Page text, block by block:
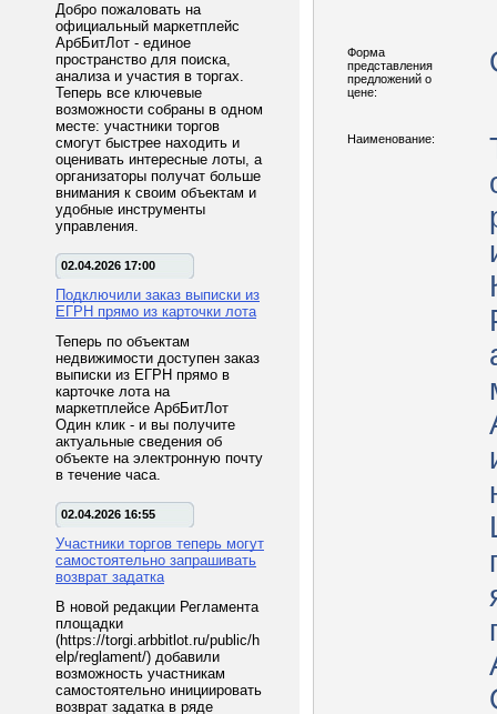
Добро пожаловать на
официальный маркетплейс
АрбБитЛот - единое
пространство для поиска,
анализа и участия в торгах.
Теперь все ключевые
возможности собраны в одном
месте: участники торгов
смогут быстрее находить и
оценивать интересные лоты, а
организаторы получат больше
внимания к своим объектам и
удобные инструменты
управления.
02.04.2026 17:00
Подключили заказ выписки из
ЕГРН прямо из карточки лота
Теперь по объектам
недвижимости доступен заказ
выписки из ЕГРН прямо в
карточке лота на
маркетплейсе АрбБитЛот
Один клик - и вы получите
актуальные сведения об
объекте на электронную почту
в течение часа.
02.04.2026 16:55
Участники торгов теперь могут
самостоятельно запрашивать
возврат задатка
В новой редакции Регламента
площадки
(https://torgi.arbbitlot.ru/public/h
elp/reglament/) добавили
возможность участникам
самостоятельно инициировать
возврат задатка в ряде
Форма
представления
предложений о
цене:
Наименование: